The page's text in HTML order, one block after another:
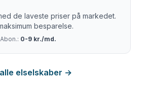
de laveste priser på markedet.
besparelse.
Abon.: 0-9 kr./md.
elselskaber →